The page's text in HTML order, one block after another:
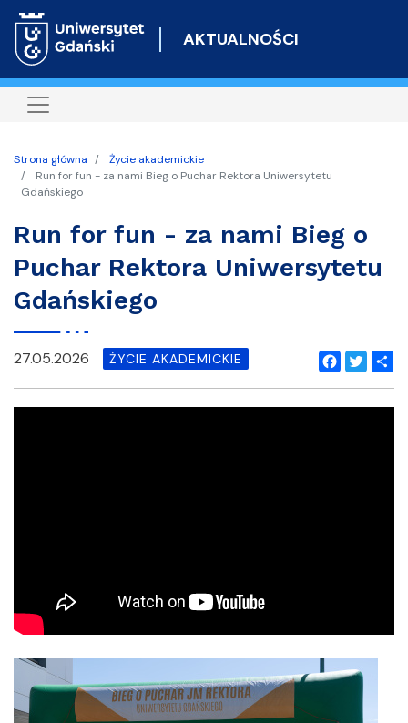
do
AKTUALNOŚCI
Strona główna
Życie akademickie
Run for fun - za nami Bieg o Puchar Rektora Uniwersytetu
Gdańskiego
Run for fun - za nami Bieg o
Puchar Rektora Uniwersytetu
Gdańskiego
Facebook
Twitter
27.05.2026 ŻYCIE AKADEMICKIE